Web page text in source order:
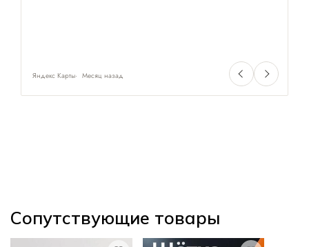
Яндекс Карты Месяц назад
Сопутствующие товары